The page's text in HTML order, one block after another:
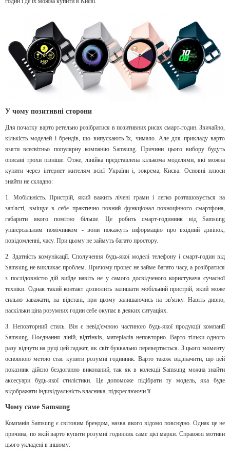
У чому позитивні сторони
Для початку варто ретельно розібратися в позитивних рисах смарт-годин. Звичайно,
кількість моделей і брендів, що випускають їх, чимало. Але для прикладу варто
взяти всесвітньо популярну компанію Samsung. Причини цього вибору будуть
описані трохи пізніше. Отже, лінійка представлена ​​кількома моделями, які можна
купити через інтернет жителям всієї України і, зокрема, Києва. Основні плюси
знайти не складно:
1. Мобільність. Пристрій, який важить лічені грами і легко розташовується на
зап'ясті, вміщує в себе практично повний функціонал повноцінного смартфона,
габарити якого помітно більше. Це робить смарт-годинник від Samsung
універсальним помічником - вони покажуть інформацію про вхідний дзвінок,
повідомленні, часу. При цьому не займуть багато простору.
2. Здатність комунікації. Сполучення будь-якої моделі телефону і смарт-годин від
Samsung не викликає проблем. Причому процес не займе багато часу, а розібратися
з послідовністю дій вийде навіть не у самого досвідченого користувача сучасної
техніки. Однак такий контакт дозволить залишати мобільний пристрій, який може
сильно заважати, на відстані, при цьому залишаючись на зв'язку. Навіть дивно,
наскільки ціна розумних годин себе окупає в деяких ситуаціях.
3. Неповторний стиль. Він є невід'ємною частиною будь-якої продукції компанії
Samsung. Поєднання ліній, відтінків, матеріалів неповторно. Варто тільки одного
разу відчути на руці цей гаджет, як світ буквально перевертається. З цього моменту
основною метою стає купити розумні годинник. Варто також відзначити, що цей
показник дійсно бездоганно виконаний, так як в колекції Samsung можна знайти
аксесуари будь-якої стилістики. Це допоможе підібрати ту модель, яка буде
відображати індивідуальність власника, підкреслюючи її.
Чому саме Samsung
Компанія Samsung є світовим брендом, назва якого відомо повсюдно. Однак це не
причина, по якій варто купити розумні годинник саме цієї марки. Справжні мотиви
цього укладені в іншому: